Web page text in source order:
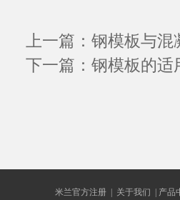
上一篇： 钢模板与混
下一篇： 钢模板的适
米兰官方注册 关于我们
产品